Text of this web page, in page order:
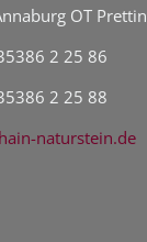
OT Prettin
2 25 86
2 25 88
naturstein.de